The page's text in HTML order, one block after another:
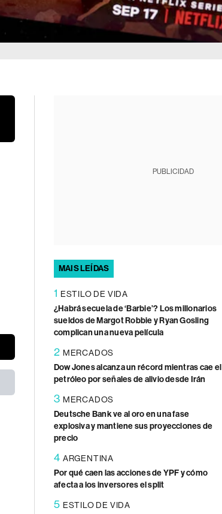
PUBLICIDAD
MAIS LEÍDAS
1 ESTILO DE VIDA
¿Habrá secuela de ‘Barbie’? Los millonarios
sueldos de Margot Robbie y Ryan Gosling
complican una nueva película
2 MERCADOS
Dow Jones alcanza un récord mientras cae el
petróleo por señales de alivio desde Irán
3 MERCADOS
Deutsche Bank ve al oro en una fase
explosiva y mantiene sus proyecciones de
precio
4 ARGENTINA
Por qué caen las acciones de YPF y cómo
afecta a los inversores el split
5 ESTILO DE VIDA